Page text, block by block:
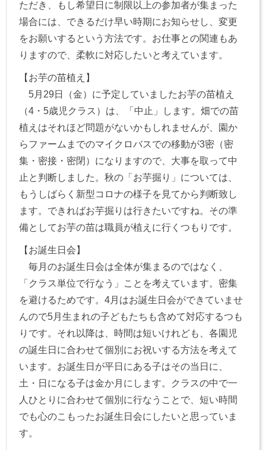
ただき、もし希望日に制限以上の参加者が集まった
場合には、できるだけ早い時期にお知らせし、変更
をお願いするという方法です。お仕事との関連もあ
りますので、柔軟に対応したいと考えています。
【お芋の苗植え】
5月29日（金）に予定していましたお芋の苗植え
（4・5歳児クラス）は、「中止」します。畑での苗
植えはそれほど問題がないかもしれませんが、園か
らファームまでのマイクロバスでの移動が3密（密
集・密接・密閉）になりますので、大事を取って中
止と判断しました。秋の「お芋掘り」については、
もうしばらく新型コロナの様子を見てから判断致し
ます。できればお芋掘りは行きたいですね。その準
備としてお芋の苗は職員が植えに行くつもりです。
【お誕生日会】
毎月のお誕生日会は全体が集まるのではなく、
「クラス単位で行なう」ことを考えています。密集
を避けるためです。4月はお誕生日会ができていませ
んので5月生まれの子どもたちも含めて対応するつも
りです。それ以降は、時間は短いけれども、各園児
の誕生日に合わせて個別にお祝いする方法を考えて
います。お誕生日が平日にある子はその当日に、
土・日になる子は金か月にします。クラスの中で一
人ひとりに合わせて個別に行なうことで、短い時間
でも心のこもったお誕生日会にしたいと思っていま
す。